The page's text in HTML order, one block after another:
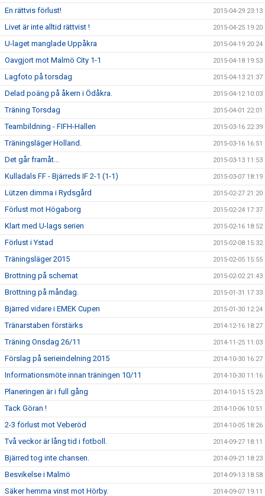
En rättvis förlust! 2015-04-29 23:13
Livet är inte alltid rättvist ! 2015-04-25 19:20
U-laget manglade Uppåkra 2015-04-19 20:24
Oavgjort mot Malmö City 1-1 2015-04-18 19:53
Lagfoto på torsdag 2015-04-13 21:37
Delad poäng på åkern i Ödåkra. 2015-04-12 10:03
Träning Torsdag 2015-04-01 22:01
Teambildning - FIFH-Hallen 2015-03-16 22:39
Träningsläger Holland. 2015-03-16 16:51
Det går framåt... 2015-03-13 11:53
Kulladals FF - Bjärreds IF 2-1 (1-1) 2015-03-07 18:19
Lützen dimma i Rydsgård 2015-02-27 21:20
Förlust mot Högaborg 2015-02-24 17:37
Klart med U-lags serien 2015-02-16 18:52
Förlust i Ystad 2015-02-08 15:32
Träningsläger 2015 2015-02-05 15:55
Brottning på schemat 2015-02-02 21:43
Brottning på måndag. 2015-01-31 17:33
Bjärred vidare i EMEK Cupen 2015-01-30 12:24
Tränarstaben förstärks 2014-12-16 18:27
Träning Onsdag 26/11 2014-11-25 11:03
Förslag på serieindelning 2015 2014-10-30 16:27
Informationsmöte innan träningen 10/11 2014-10-30 11:16
Planeringen är i full gång 2014-10-15 15:23
Tack Göran ! 2014-10-06 10:51
2-3 förlust mot Veberöd 2014-10-05 18:26
Två veckor är lång tid i fotboll. 2014-09-27 18:11
Bjärred tog inte chansen. 2014-09-21 18:23
Besvikelse i Malmö 2014-09-13 18:58
Säker hemma vinst mot Hörby. 2014-09-07 19:11